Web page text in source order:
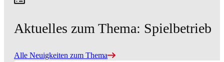
Aktuelles zum Thema: Spielbetrieb
Alle Neuigkeiten zum Thema